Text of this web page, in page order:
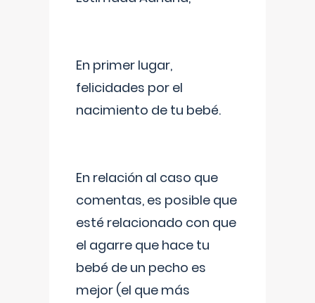
En primer lugar,
felicidades por el
nacimiento de tu bebé.
En relación al caso que
comentas, es posible que
esté relacionado con que
el agarre que hace tu
bebé de un pecho es
mejor (el que más